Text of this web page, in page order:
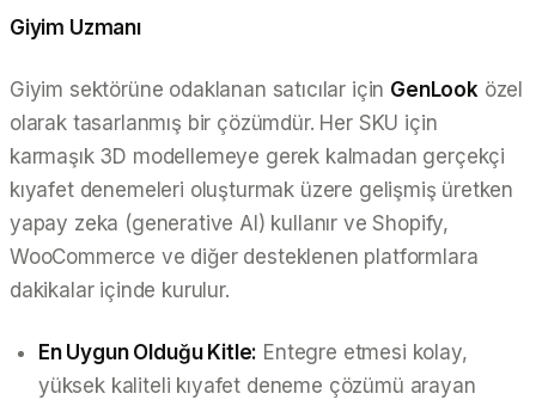
Giyim Uzmanı
Giyim sektörüne odaklanan satıcılar için GenLook özel
olarak tasarlanmış bir çözümdür. Her SKU için
karmaşık 3D modellemeye gerek kalmadan gerçekçi
kıyafet denemeleri oluşturmak üzere gelişmiş üretken
yapay zeka (generative AI) kullanır ve Shopify,
WooCommerce ve diğer desteklenen platformlara
dakikalar içinde kurulur.
En Uygun Olduğu Kitle: Entegre etmesi kolay,
yüksek kaliteli kıyafet deneme çözümü arayan